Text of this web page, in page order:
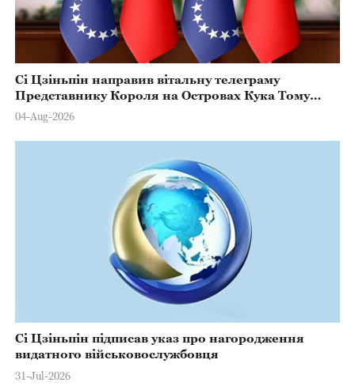
Сі Цзіньпін направив вітальну телеграму
Представнику Короля на Островах Кука Тому
Марстерсу з нагоди Дня Конституції
04-Aug-2026
Сі Цзіньпін підписав указ про нагородження
видатного військовослужбовця
31-Jul-2026